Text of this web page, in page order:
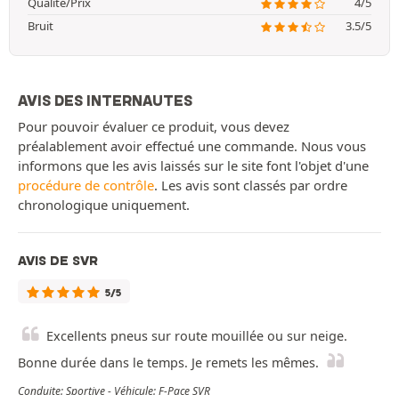
Bruit
3.5/5
AVIS DES INTERNAUTES
Pour pouvoir évaluer ce produit, vous devez
préalablement avoir effectué une commande. Nous vous
informons que les avis laissés sur le site font l'objet d'une
procédure de contrôle. Les avis sont classés par ordre
chronologique uniquement.
AVIS DE SVR
5/5
Excellents pneus sur route mouillée ou sur neige.
Bonne durée dans le temps. Je remets les mêmes.
Conduite: Sportive - Véhicule: F-Pace SVR